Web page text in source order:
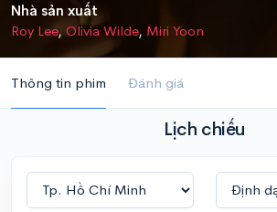
Nhà sản xuất
Roy Lee, Olivia Wilde, Miri Yoon
Thông tin phim Đánh giá
Lịch chiếu